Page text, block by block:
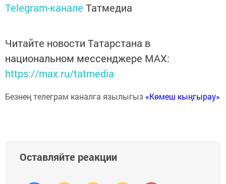
Telegram-канале Татмедиа
Читайте новости Татарстана в
национальном мессенджере MАХ:
https://max.ru/tatmedia
Безнең телеграм каналга язылыгыз «Көмеш кыңгырау»
Оставляйте реакции